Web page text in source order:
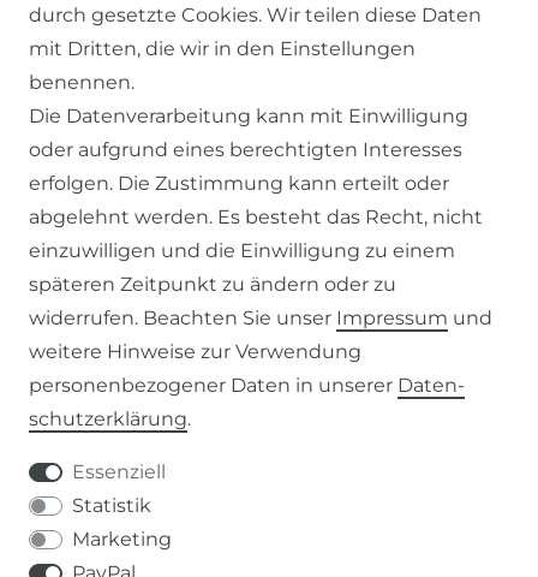
KONTAKT
ZAHLUNG & VERSAND
WIDERRUFSFORMULAR
RECHTLICHES
WIDERRUFSRECHT
IMPRESSUM
DATENSCHUTZERKLÄRUNG
037207-995665
durch gesetzte Cookies. Wir teilen diese Daten
mit Dritten, die wir in den Einstellungen
benennen.
Die Datenverarbeitung kann mit Einwilligung
oder aufgrund eines berechtigten Interesses
erfolgen. Die Zustimmung kann erteilt oder
abgelehnt werden. Es besteht das Recht, nicht
einzuwilligen und die Einwilligung zu einem
späteren Zeitpunkt zu ändern oder zu
widerrufen. Beachten Sie unser Impressum und
weitere Hinweise zur Verwendung
personenbezogener Daten in unserer Daten­
schutz­erklärung.
Essenziell
Statistik
Marketing